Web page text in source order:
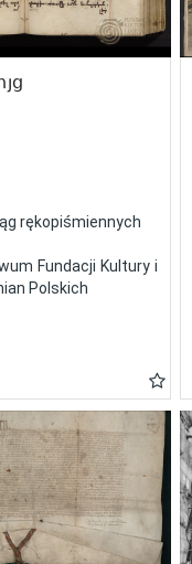
rękopiśmiennych
Fundacji Kultury i
Polskich